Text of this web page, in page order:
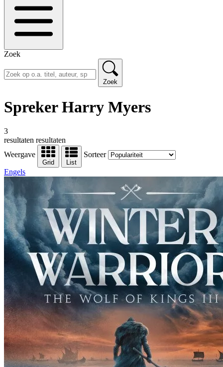
Zoek
Zoek
Spreker Harry Myers
3
resultaten resultaten
Weergave
Grid List
Sorteer
Engels